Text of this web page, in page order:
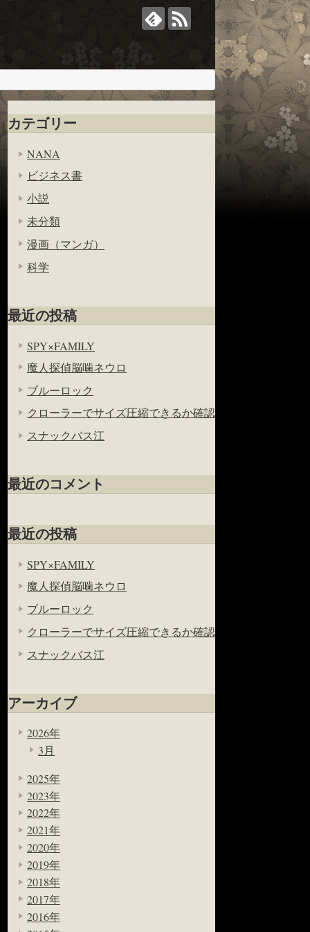
カテゴリー
NANA
ビジネス書
小説
未分類
漫画（マンガ）
科学
最近の投稿
SPY×FAMILY
魔人探偵脳噛ネウロ
ブルーロック
クローラーでサイズ圧縮できるか確認
スナックバス江
最近のコメント
最近の投稿
SPY×FAMILY
魔人探偵脳噛ネウロ
ブルーロック
クローラーでサイズ圧縮できるか確認
スナックバス江
アーカイブ
2026年
3月
2025年
2023年
2022年
2021年
2020年
2019年
2018年
2017年
2016年